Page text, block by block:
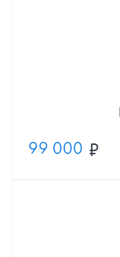
99 000